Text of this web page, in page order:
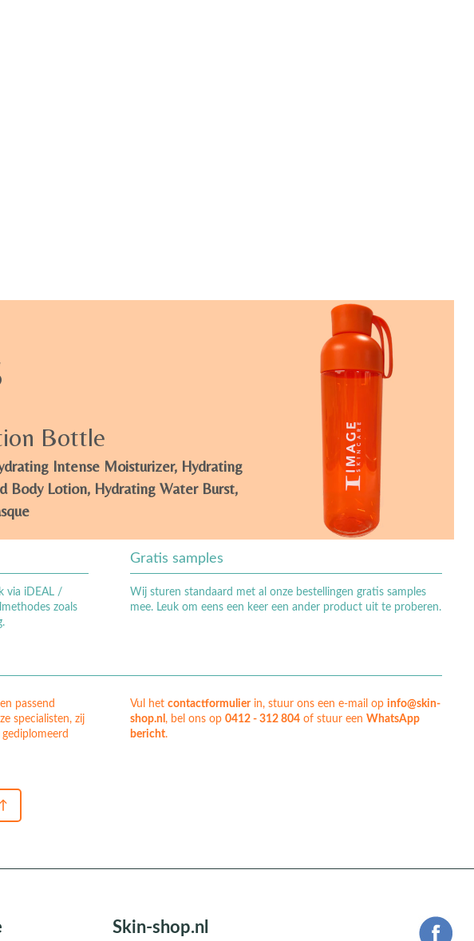
Bottle
Intense Moisturizer, Hydrating
Body Lotion, Hydrating Water Burst,
via iDEAL /
zoals
Gratis samples
Wij sturen standaard met al onze bestellingen gratis samples
mee. Leuk om eens een keer een ander product uit te proberen.
passend
specialisten, zij
Vul het contactformulierin, stuur ons een e-mail op info@skin-
shop.nl , bel ons op 0412 - 312 804of stuur een WhatsApp
bericht.
Skin-shop.nl